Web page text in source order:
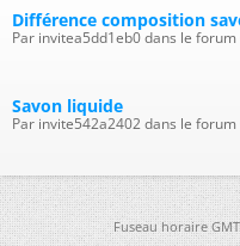
Différence composition
Par invitea5dd1eb0 dans le forum
Savon liquide
Par invite542a2402 dans le forum
Fuseau horaire